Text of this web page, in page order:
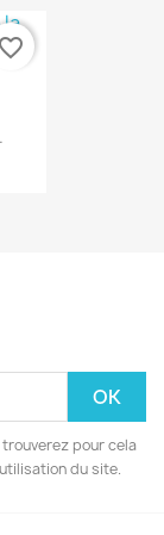
favorite_border
pour cela
du site.